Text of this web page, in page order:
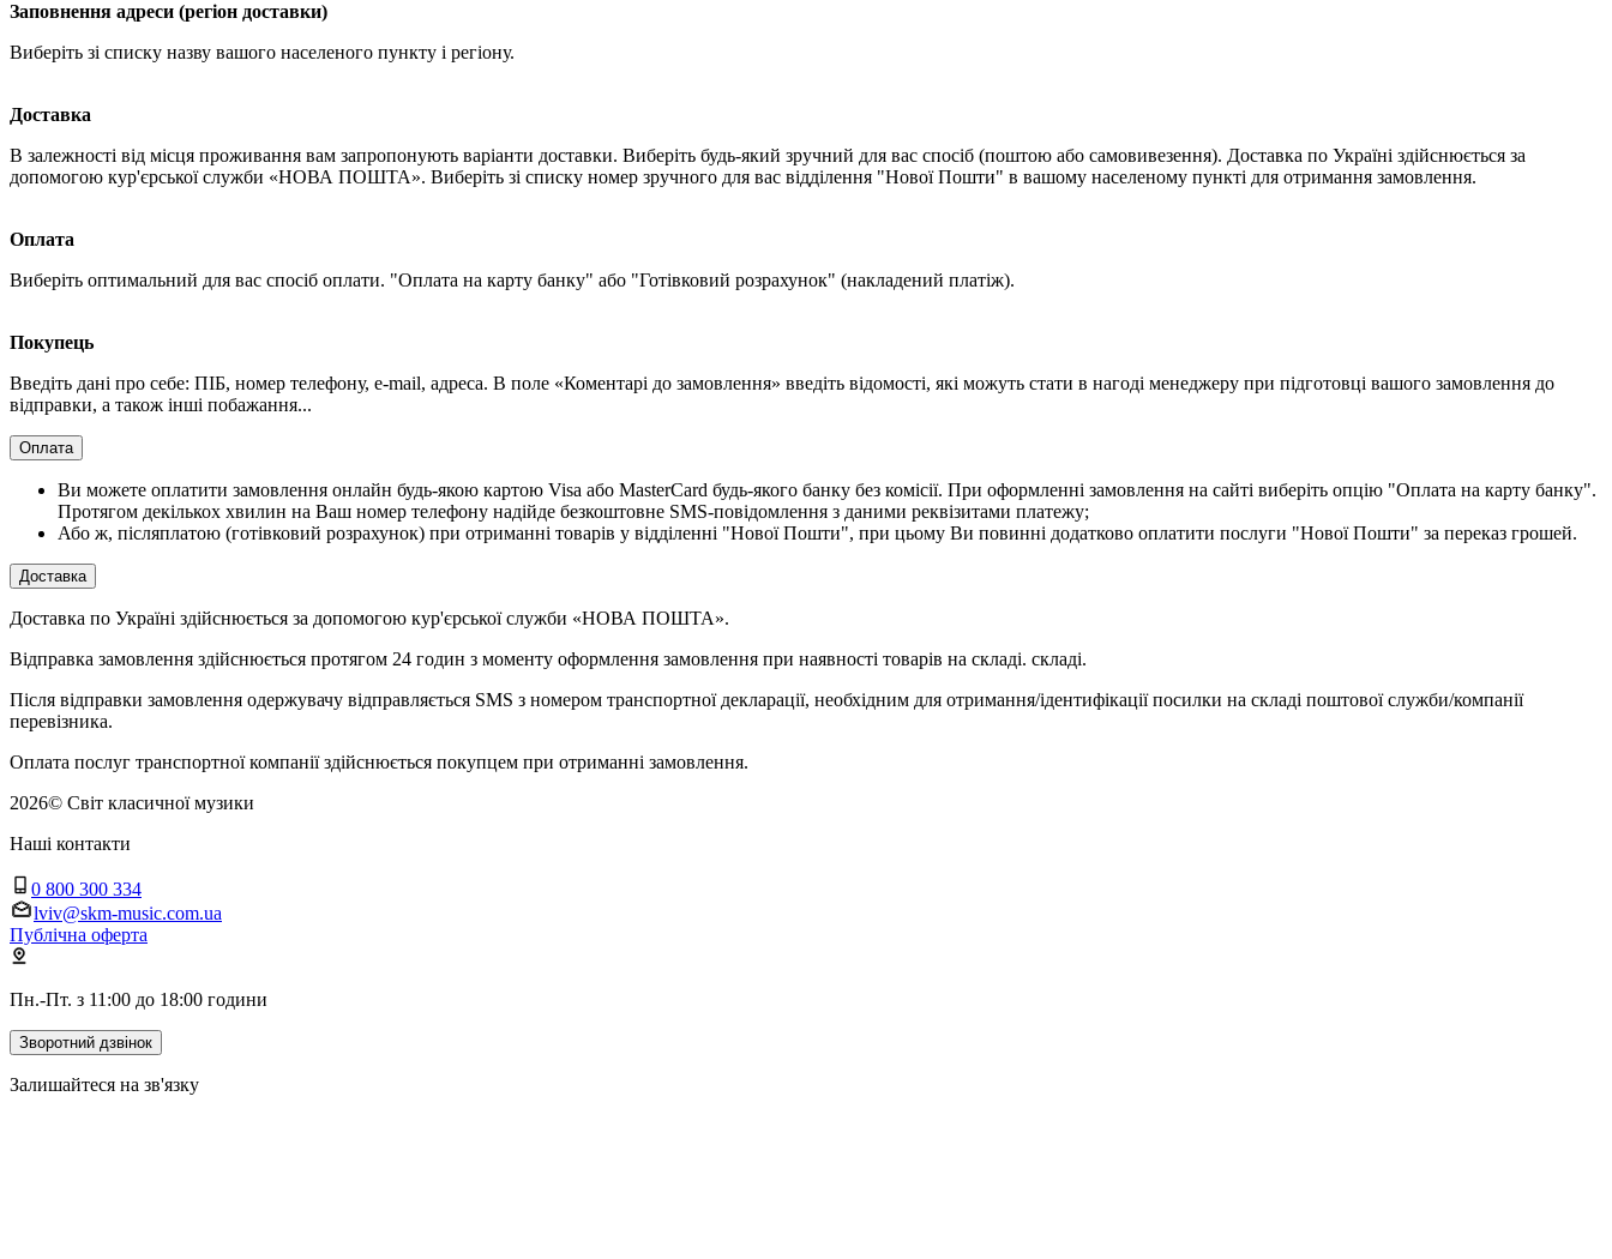
Заповнення адреси (регіон доставки)
Виберіть зі списку назву вашого населеного пункту і регіону.
Доставка
В залежності від місця проживання вам запропонують варіанти доставки. Виберіть будь-який зручний для вас спосіб (поштою або самовивезення). Доставка по Україні здійснюється за
допомогою кур'єрської служби «НОВА ПОШТА». Виберіть зі списку номер зручного для вас відділення "Нової Пошти" в вашому населеному пункті для отримання замовлення.
Оплата
Виберіть оптимальний для вас спосіб оплати. "Оплата на карту банку" або "Готівковий розрахунок" (накладений платіж).
Покупець
Введіть дані про себе: ПІБ, номер телефону, e-mail, адреса. В поле «Коментарі до замовлення» введіть відомості, які можуть стати в нагоді менеджеру при підготовці вашого замовлення до
відправки, а також інші побажання...
Оплата
Ви можете оплатити замовлення онлайн будь-якою картою Visa або MasterCard будь-якого банку без комісії. При оформленні замовлення на сайті виберіть опцію "Оплата на карту банку".
Протягом декількох хвилин на Ваш номер телефону надійде безкоштовне SMS-повідомлення з даними реквізитами платежу;
Або ж, післяплатою (готівковий розрахунок) при отриманні товарів у відділенні "Нової Пошти", при цьому Ви повинні додатково оплатити послуги "Нової Пошти" за переказ грошей.
Доставка
Доставка по Україні здійснюється за допомогою кур'єрської служби «НОВА ПОШТА».
Відправка замовлення здійснюється протягом 24 годин з моменту оформлення замовлення при наявності товарів на складі. складі.
Після відправки замовлення одержувачу відправляється SMS з номером транспортної декларації, необхідним для отримання/ідентифікації посилки на складі поштової служби/компанії
перевізника.
Оплата послуг транспортної компанії здійснюється покупцем при отриманні замовлення.
2026© Світ класичної музики
Наші контакти
0 800 300 334
lviv@skm-music.com.ua
Публічна оферта
Пн.-Пт. з 11:00 до 18:00 години
Зворотний дзвінок
Залишайтеся на зв'язку